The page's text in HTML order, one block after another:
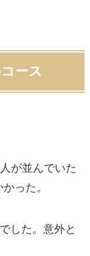
ース
が並んでいた
った。
た。意外と